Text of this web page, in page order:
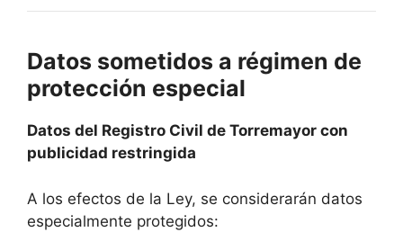
Datos sometidos a régimen de
protección especial
Datos del Registro Civil de Torremayor con
publicidad restringida
A los efectos de la Ley, se considerarán datos
especialmente protegidos: